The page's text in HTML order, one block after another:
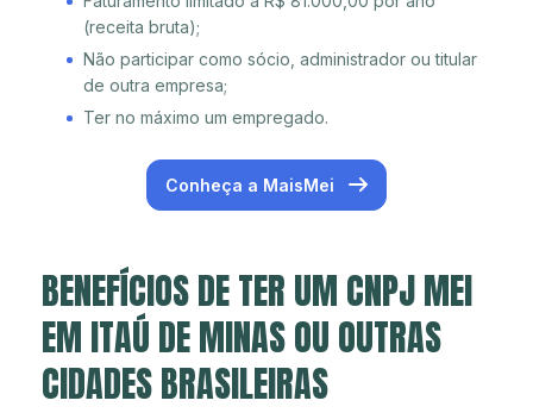
(receita bruta);
Não participar como sócio, administrador ou titular
de outra empresa;
Ter no máximo um empregado.
Conheça a MaisMei
BENEFÍCIOS DE TER UM CNPJ MEI
EM ITAÚ DE MINAS OU OUTRAS
CIDADES BRASILEIRAS